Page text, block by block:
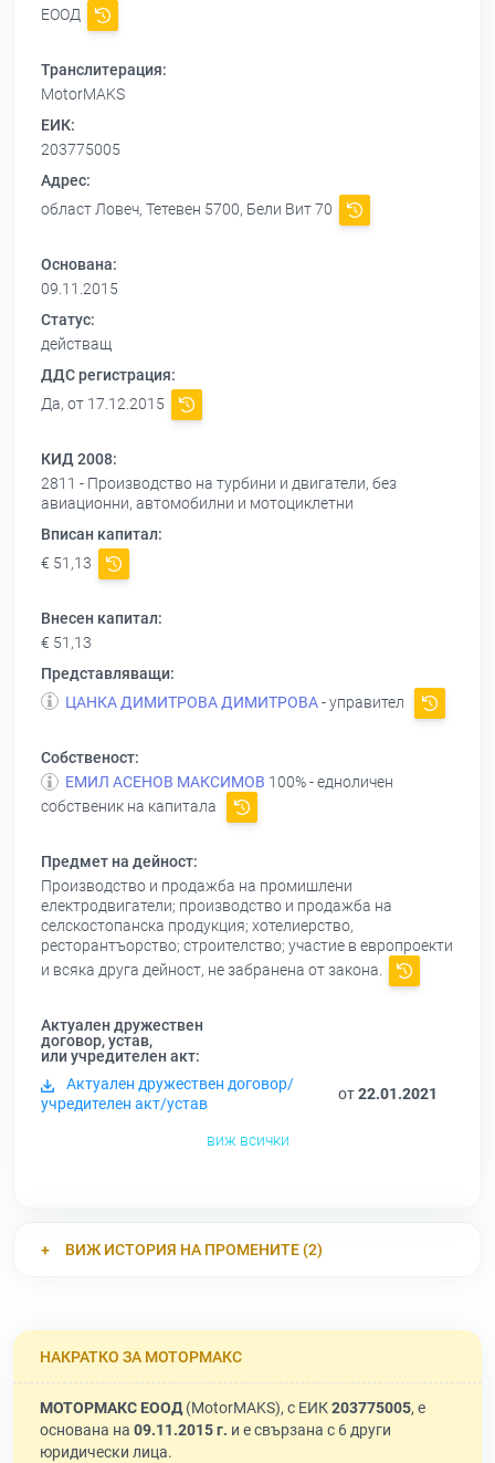
ЕООД
Транслитерация:
MotorMAKS
ЕИК:
203775005
Адрес:
област Ловеч, Тетевен 5700, Бели Вит 70
Основана:
09.11.2015
Статус:
действащ
ДДС регистрация:
Да, от 17.12.2015
КИД 2008:
2811 - Производство на турбини и двигатели, без
авиационни, автомобилни и мотоциклетни
Вписан капитал:
€ 51,13
Внесен капитал:
€ 51,13
Представляващи:
ЦАНКА ДИМИТРОВА ДИМИТРОВА- управител
Собственост:
ЕМИЛ АСЕНОВ МАКСИМОВ 100% - едноличен
собственик на капитала
Предмет на дейност:
Производство и продажба на промишлени
електродвигатели; производство и продажба на
селскостопанска продукция; хотелиерство,
ресторантъорство; строителство; участие в европроекти
и всяка друга дейност, не забранена от закона.
Актуален дружествен
договор, устав,
или учредителен акт:
Актуален дружествен договор/
учредителен акт/устав
от22.01.2021
виж всички
ВИЖ ИСТОРИЯ НА ПРОМЕНИТЕ (2)
НАКРАТКО ЗА МОТОРМАКС
МОТОРМАКС ЕООД(MotorMAKS), с ЕИК203775005, е
основана на 09.11.2015 г. и е свързана с 6 други
юридически лица.